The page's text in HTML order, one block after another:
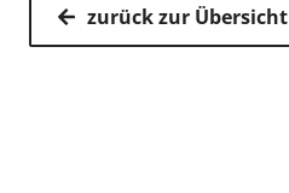
zurück zur Übersicht